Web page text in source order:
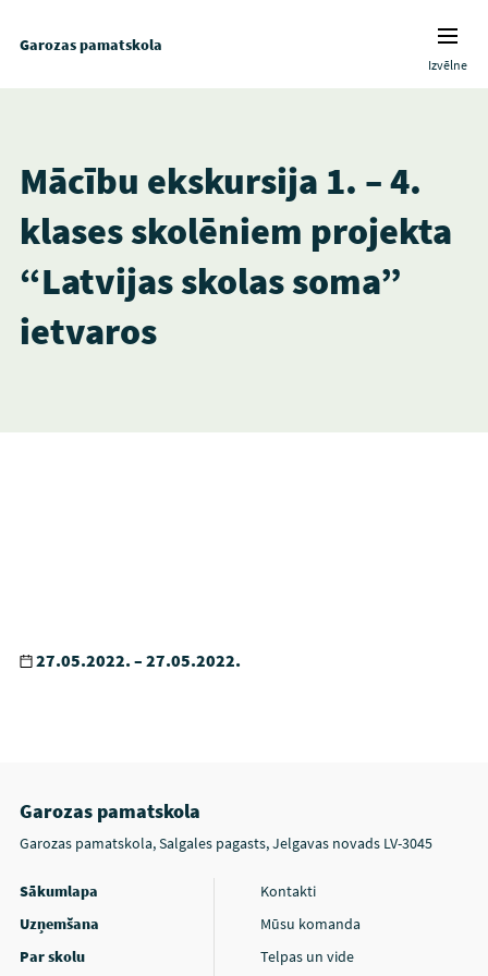
Garozas pamatskola
Izvēlne
Mācību ekskursija 1. – 4.
klases skolēniem projekta
“Latvijas skolas soma”
ietvaros
27.05.2022. – 27.05.2022.
Garozas pamatskola
Garozas pamatskola, Salgales pagasts, Jelgavas novads LV-3045
Sākumlapa
Uzņemšana
Par skolu
Kontakti
Mūsu komanda
Telpas un vide